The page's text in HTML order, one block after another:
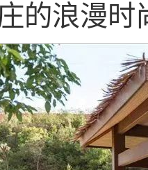
的浪漫时